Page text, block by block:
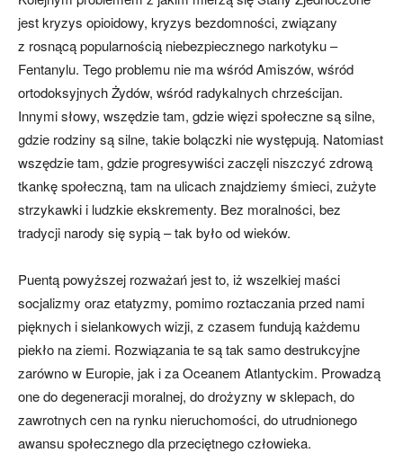
jest kryzys opioidowy, kryzys bezdomności, związany
z rosnącą popularnością niebezpiecznego narkotyku –
Fentanylu. Tego problemu nie ma wśród Amiszów, wśród
ortodoksyjnych Żydów, wśród radykalnych chrześcijan.
Innymi słowy, wszędzie tam, gdzie więzi społeczne są silne,
gdzie rodziny są silne, takie bolączki nie występują. Natomiast
wszędzie tam, gdzie progresywiści zaczęli niszczyć zdrową
tkankę społeczną, tam na ulicach znajdziemy śmieci, zużyte
strzykawki i ludzkie ekskrementy. Bez moralności, bez
tradycji narody się sypią – tak było od wieków.
Puentą powyższej rozważań jest to, iż wszelkiej maści
socjalizmy oraz etatyzmy, pomimo roztaczania przed nami
pięknych i sielankowych wizji, z czasem fundują każdemu
piekło na ziemi. Rozwiązania te są tak samo destrukcyjne
zarówno w Europie, jak i za Oceanem Atlantyckim. Prowadzą
one do degeneracji moralnej, do drożyzny w sklepach, do
zawrotnych cen na rynku nieruchomości, do utrudnionego
awansu społecznego dla przeciętnego człowieka.